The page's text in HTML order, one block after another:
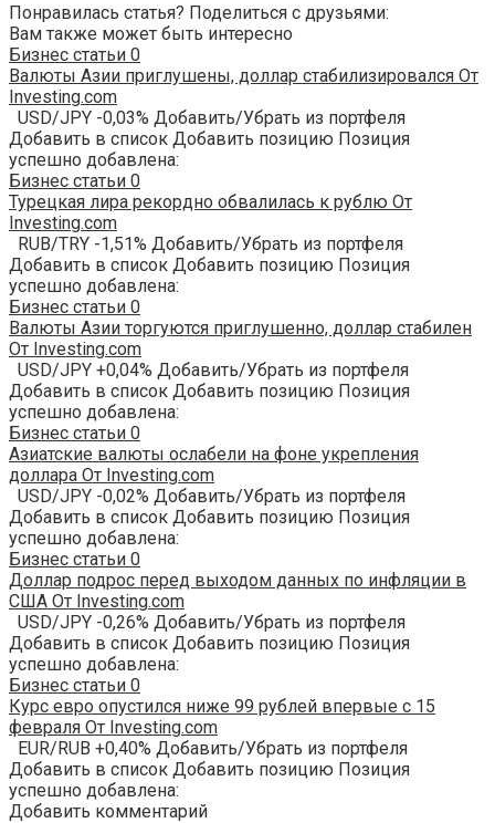
Понравилась статья? Поделиться с друзьями:
Вам также может быть интересно
Бизнес статьи 0
Валюты Азии приглушены, доллар стабилизировался От
Investing.com
USD/JPY -0,03% Добавить/Убрать из портфеля
Добавить в список Добавить позицию Позиция
успешно добавлена:
Бизнес статьи 0
Турецкая лира рекордно обвалилась к рублю От
Investing.com
RUB/TRY -1,51% Добавить/Убрать из портфеля
Добавить в список Добавить позицию Позиция
успешно добавлена:
Бизнес статьи 0
Валюты Азии торгуются приглушенно, доллар стабилен
От Investing.com
USD/JPY +0,04% Добавить/Убрать из портфеля
Добавить в список Добавить позицию Позиция
успешно добавлена:
Бизнес статьи 0
Азиатские валюты ослабели на фоне укрепления
доллара От Investing.com
USD/JPY -0,02% Добавить/Убрать из портфеля
Добавить в список Добавить позицию Позиция
успешно добавлена:
Бизнес статьи 0
Доллар подрос перед выходом данных по инфляции в
США От Investing.com
USD/JPY -0,26% Добавить/Убрать из портфеля
Добавить в список Добавить позицию Позиция
успешно добавлена:
Бизнес статьи 0
Курс евро опустился ниже 99 рублей впервые с 15
февраля От Investing.com
EUR/RUB +0,40% Добавить/Убрать из портфеля
Добавить в список Добавить позицию Позиция
успешно добавлена:
Добавить комментарий